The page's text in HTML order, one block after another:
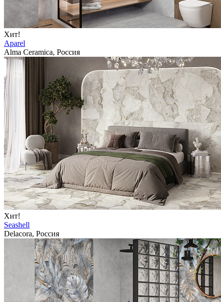
Хит!
Aparel
Alma Ceramica, Россия
Хит!
Seashell
Delacora, Россия